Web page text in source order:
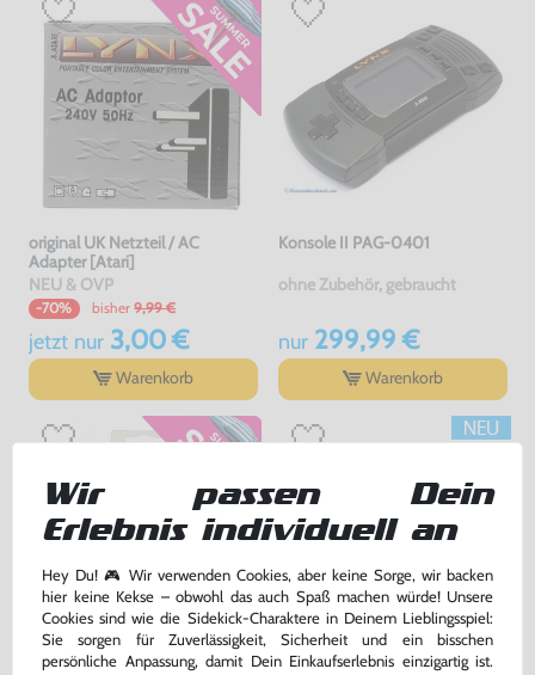
original UK Netzteil / AC
Adapter [Atari]
NEU & OVP
-70% bisher 9,99 €
jetzt nur3,00 €
Warenkorb
Konsole II PAG-0401
ohne Zubehör, gebraucht
nur299,99 €
Warenkorb
Ishido
Netzteil / AC Adapter UK + DE /
Wir passen Dein
Erlebnis individuell an
Hey Du! 🎮 Wir verwenden Cookies, aber keine Sorge, wir backen
hier keine Kekse – obwohl das auch Spaß machen würde! Unsere
Cookies sind wie die Sidekick-Charaktere in Deinem Lieblingsspiel:
Sie sorgen für Zuverlässigkeit, Sicherheit und ein bisschen
persönliche Anpassung, damit Dein Einkaufserlebnis einzigartig ist.